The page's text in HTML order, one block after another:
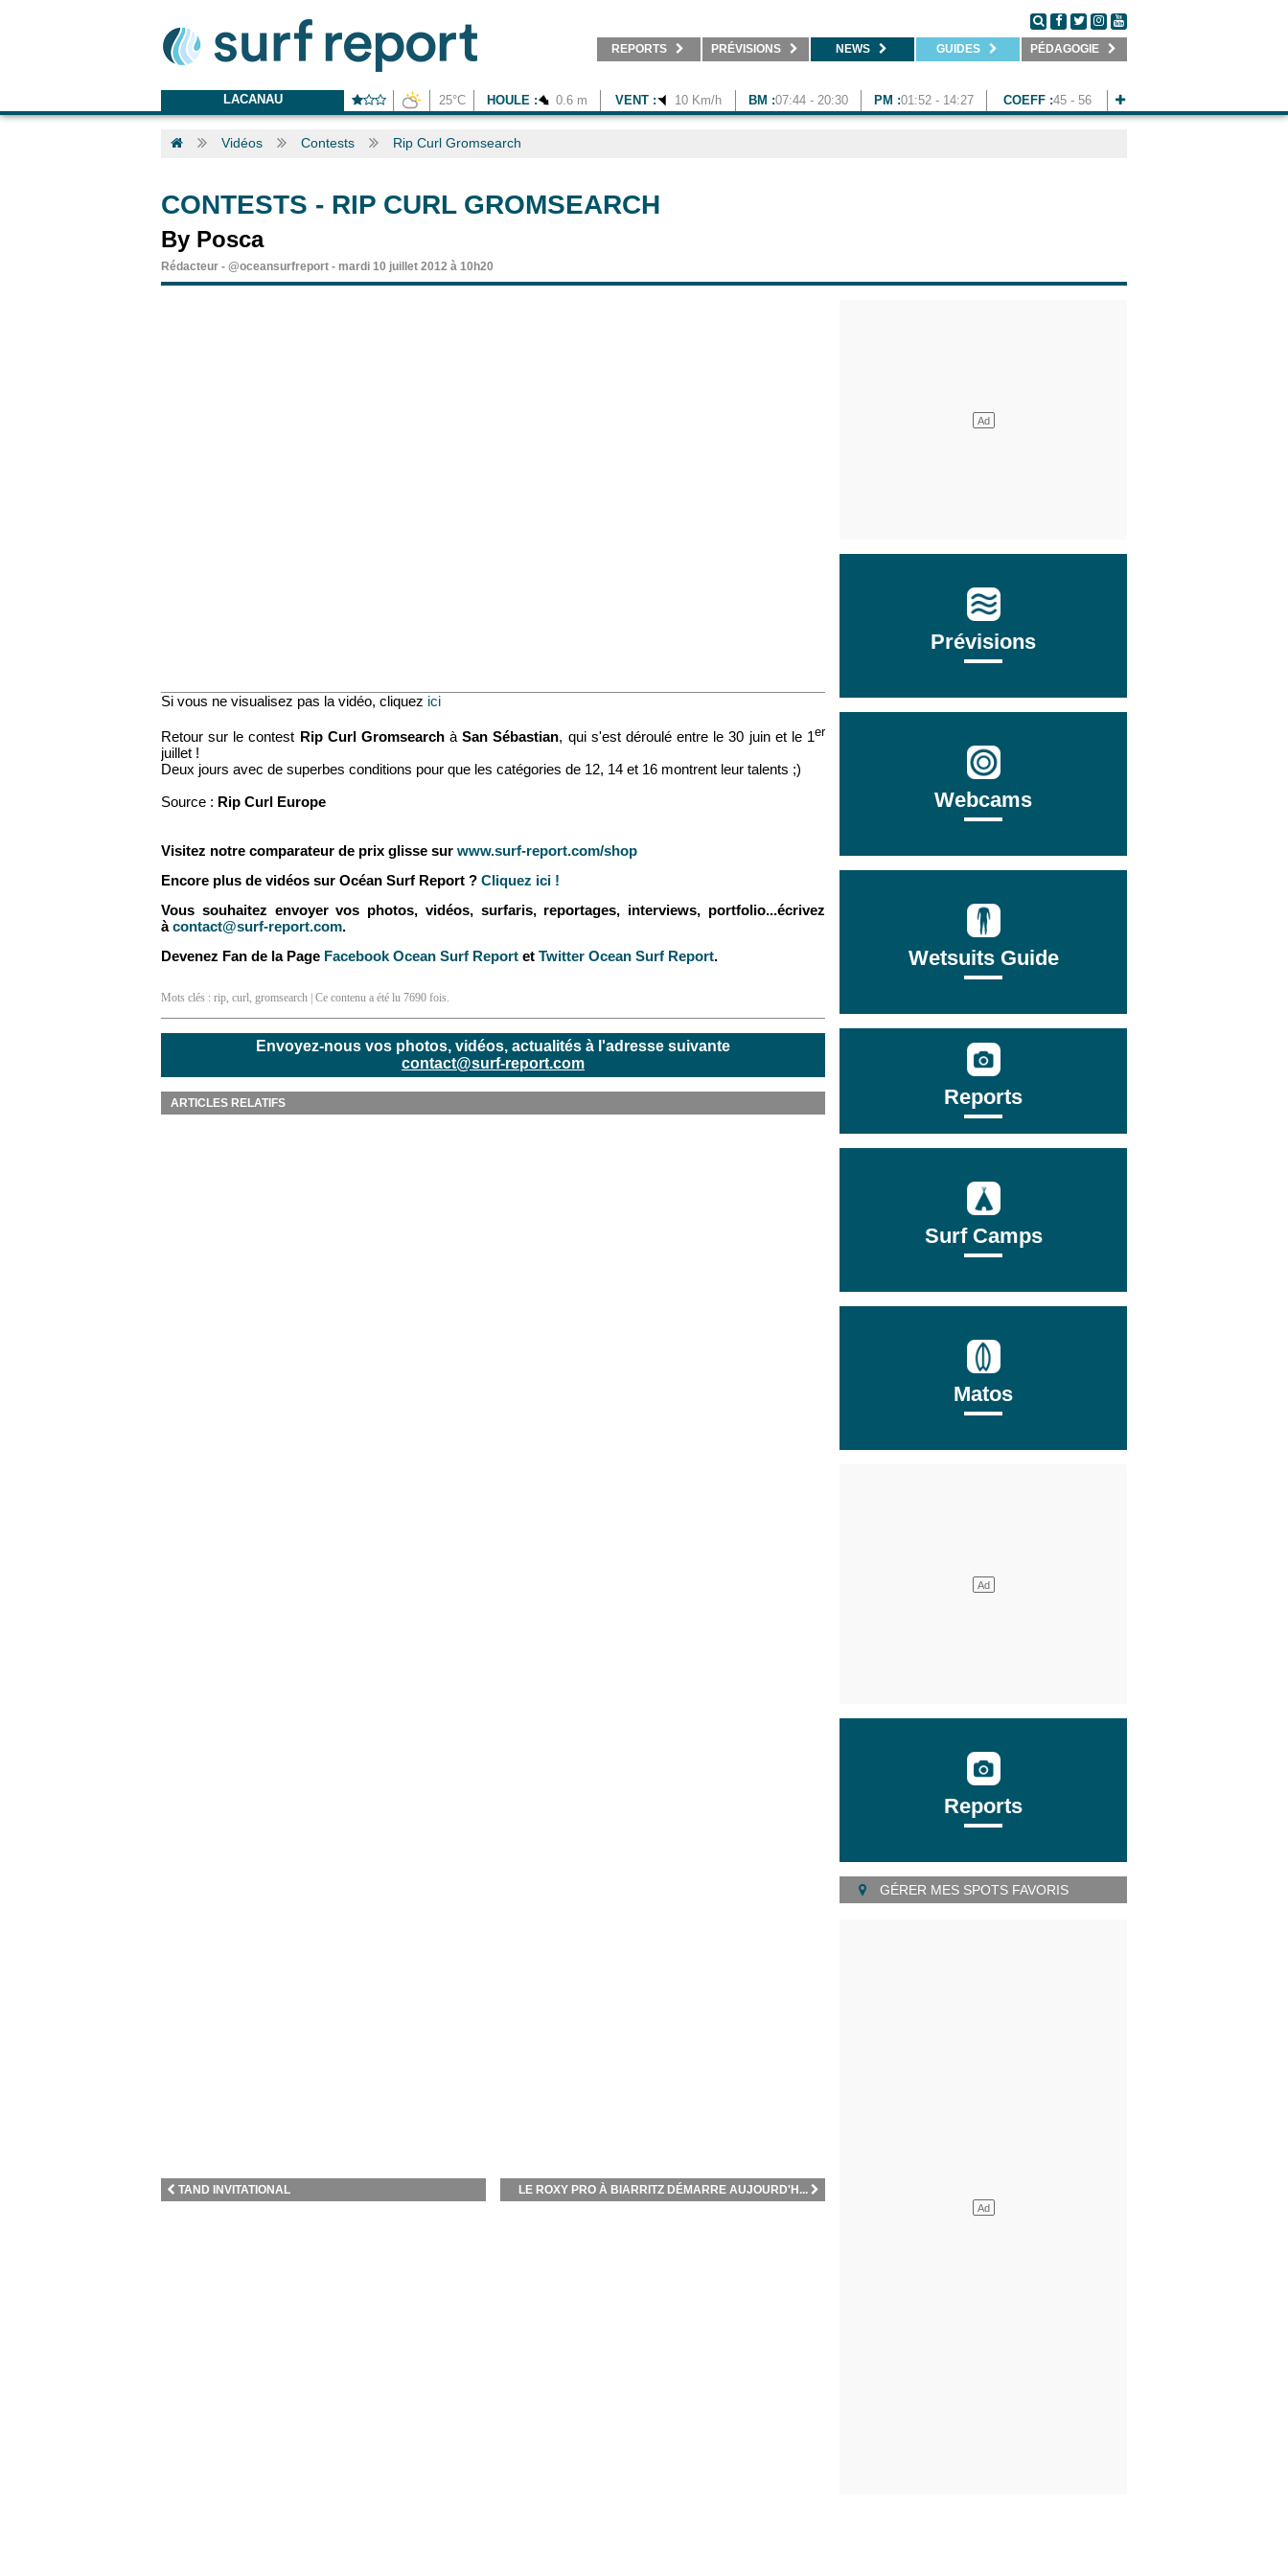
REPORTS PRÉVISIONS NEWS GUIDES PÉDAGOGIE
LACANAU 25°C HOULE : 0.6 m VENT : 10 Km/h BM :07:44 - 20:30 PM :01:52 - 14:27 COEFF :45 - 56
Vidéos Contests Rip Curl Gromsearch
CONTESTS - RIP CURL GROMSEARCH
By Posca
Rédacteur - @oceansurfreport - mardi 10 juillet 2012 à 10h20
Si vous ne visualisez pas la vidéo, cliquez ici
Retour sur le contest Rip Curl GromsearchàSan Sébastian, qui s'est déroulé entre le 30 juin et le 1er
juillet !
Deux jours avec de superbes conditions pour que les catégories de 12, 14 et 16 montrent leur talents ;)
Source : Rip Curl Europe
Visitez notre comparateur de prix glisse sur www.surf-report.com/shop
Encore plus de vidéos sur Océan Surf Report ? Cliquez ici !
Vous souhaitez envoyer vos photos, vidéos, surfaris, reportages, interviews, portfolio...écrivez
à contact@surf-report.com.
Devenez Fan de la Page Facebook Ocean Surf Report et Twitter Ocean Surf Report.
Mots clés : rip, curl, gromsearch | Ce contenu a été lu 7690 fois.
Envoyez-nous vos photos, vidéos, actualités à l'adresse suivante
contact@surf-report.com
ARTICLES RELATIFS
LE ROXY PRO À BIARRITZ DÉMARRE AUJOURD'H...
TAND INVITATIONAL
Prévisions
Webcams
Wetsuits Guide
Reports
Surf Camps
Matos
Reports
GÉRER MES SPOTS FAVORIS